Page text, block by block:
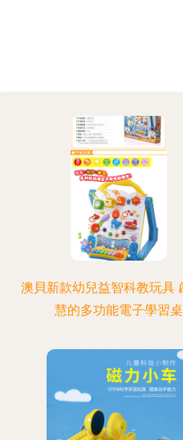
澳貝新款幼兒益智科教玩具
慧的多功能電子學習桌